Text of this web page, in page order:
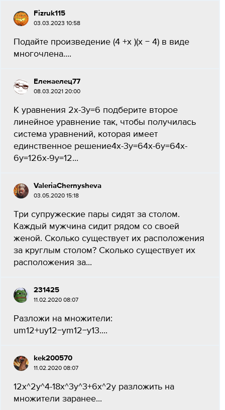
Fizruk115
03.03.2023 10:58
Подайте произведение (4 +х )(х − 4) в виде
многочлена....
Еленаелец77
08.03.2021 20:00
К уравнения 2х-3у=6 подберите второе
линейное уравнение так, чтобы получилась
система уравнений, которая имеет
единственное решение4x-3y=64x-6y=64x-
6y=126x-9y=12​...
ValeriaChernysheva
03.05.2020 15:18
Три супружеские пары сидят за столом.
Каждый мужчина сидит рядом со своей
женой. Сколько существует их расположения
за круглым столом? Сколько существует их
расположения за...
231425
11.02.2020 08:07
Разложи на множители:
um12+uy12−ym12−y13....
kek200570
11.02.2020 08:07
12х^2у^4-18х^3у^3+6х^2у разложить на
множители заранее...